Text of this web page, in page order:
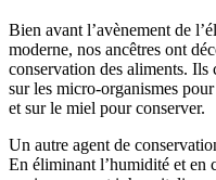
Bien avant l’avènement de
moderne, nos ancêtres ont
conservation des aliments. Ils
sur les micro-organismes
et sur le miel pour conserver.
Un autre agent de
En éliminant l’humidité et en